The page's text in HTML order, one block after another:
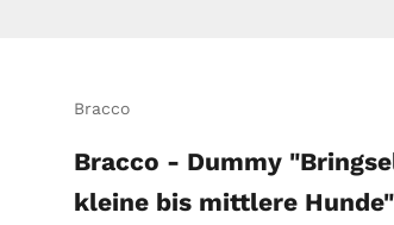
Bracco
Bracco - Dummy
kleine bis mittlere